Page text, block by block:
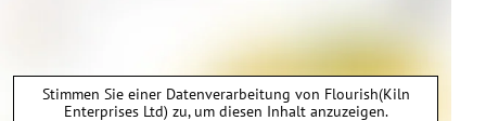
Stimmen Sie einer Datenverarbeitung von Flourish(Kiln
Enterprises Ltd) zu, um diesen Inhalt anzuzeigen.